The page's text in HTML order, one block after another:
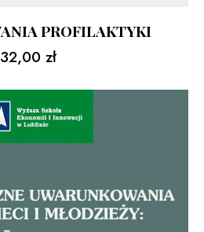
PROFILAKTYKI
32,00 zł